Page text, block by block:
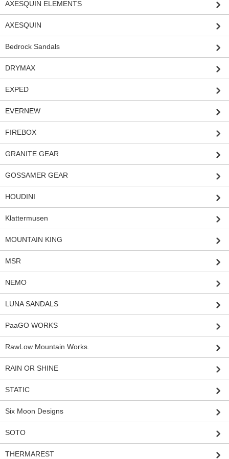
AXESQUIN ELEMENTS
AXESQUIN
Bedrock Sandals
DRYMAX
EXPED
EVERNEW
FIREBOX
GRANITE GEAR
GOSSAMER GEAR
HOUDINI
Klattermusen
MOUNTAIN KING
MSR
NEMO
LUNA SANDALS
PaaGO WORKS
RawLow Mountain Works.
RAIN OR SHINE
STATIC
Six Moon Designs
SOTO
THERMAREST